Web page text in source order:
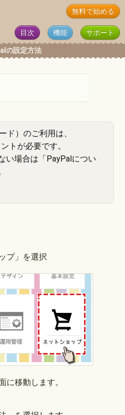
無料で始める
目次 機能 サポート
の設定方法
ド）のご利用は、
トが必要です。
い場合は「PayPalについ
プ」を選択
に移動します。